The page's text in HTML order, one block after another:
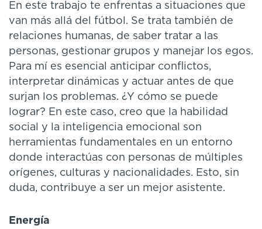
En este trabajo te enfrentas a situaciones que
van más allá del fútbol. Se trata también de
relaciones humanas, de saber tratar a las
personas, gestionar grupos y manejar los egos.
Para mí es esencial anticipar conflictos,
interpretar dinámicas y actuar antes de que
surjan los problemas. ¿Y cómo se puede
lograr? En este caso, creo que la habilidad
social y la inteligencia emocional son
herramientas fundamentales en un entorno
donde interactúas con personas de múltiples
orígenes, culturas y nacionalidades. Esto, sin
duda, contribuye a ser un mejor asistente.
Energía